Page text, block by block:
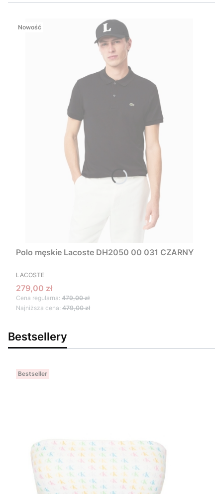
Nowość
Polo męskie Lacoste DH2050 00 031 CZARNY
PRODUCENT
LACOSTE
Cena promocyjna
279,00 zł
Cena regularna: 479,00 zł
Najniższa cena: 479,00 zł
Bestsellery
Bestseller